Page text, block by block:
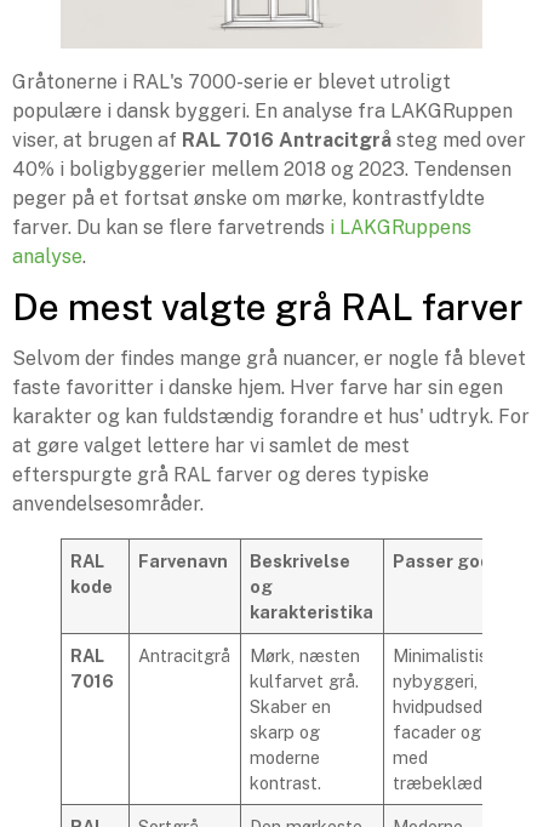
Gråtonerne i RAL's 7000-serie er blevet utroligt
populære i dansk byggeri. En analyse fra LAKGRuppen
viser, at brugen af RAL 7016 Antracitgrå steg med over
40% i boligbyggerier mellem 2018 og 2023. Tendensen
peger på et fortsat ønske om mørke, kontrastfyldte
farver. Du kan se flere farvetrends i LAKGRuppens
analyse.
De mest valgte grå RAL farver
Selvom der findes mange grå nuancer, er nogle få blevet
faste favoritter i danske hjem. Hver farve har sin egen
karakter og kan fuldstændig forandre et hus' udtryk. For
at gøre valget lettere har vi samlet de mest
efterspurgte grå RAL farver og deres typiske
anvendelsesområder.
RAL
kode
Farvenavn
Beskrivelse
og
karakteristika
Passer godt til
RAL
7016
Antracitgrå
Mørk, næsten
kulfarvet grå.
Skaber en
skarp og
moderne
kontrast.
Minimalistisk
nybyggeri,
hvidpudsede
facader og huse
med
træbeklædning.